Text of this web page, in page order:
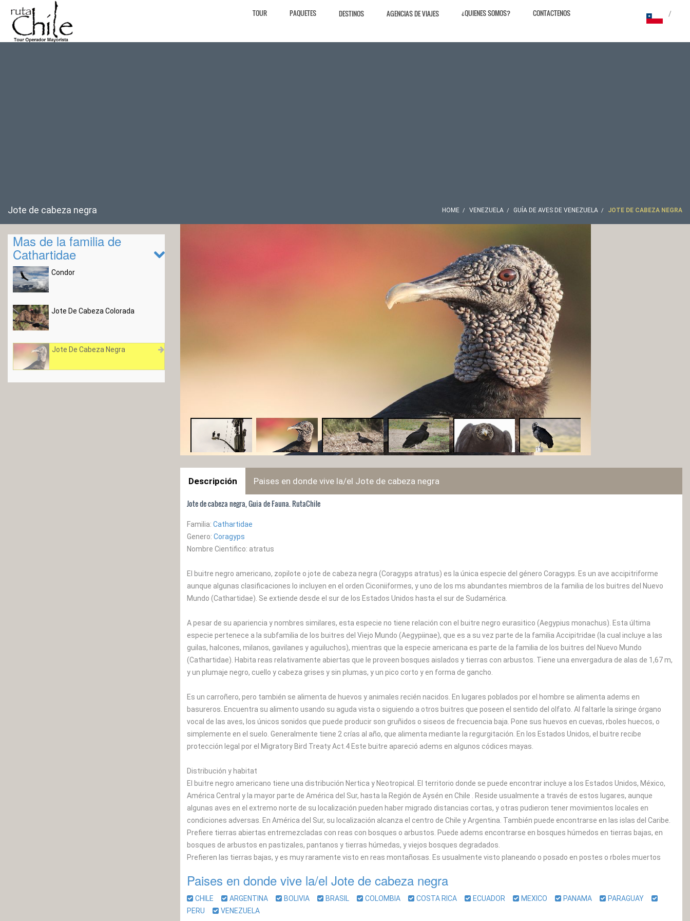
TOUR PAQUETES DESTINOS AGENCIAS DE VIAJES ¿QUIENES SOMOS? CONTACTENOS /
Jote de cabeza negra HOME VENEZUELA GUÍA DE AVES DE VENEZUELA JOTE DE CABEZA NEGRA
Mas de la familia de
Cathartidae
Condor
Jote De Cabeza Colorada
Jote De Cabeza Negra
Descripción Paises en donde vive la/el Jote de cabeza negra
Jote de cabeza negra, Guia de Fauna. RutaChile
Familia: Cathartidae
Genero: Coragyps
Nombre Cientifico: atratus
El buitre negro americano, zopilote o jote de cabeza negra (Coragyps atratus) es la única especie del género Coragyps. Es un ave accipitriforme
aunque algunas clasificaciones lo incluyen en el orden Ciconiiformes, y uno de los ms abundantes miembros de la familia de los buitres del Nuevo
Mundo (Cathartidae). Se extiende desde el sur de los Estados Unidos hasta el sur de Sudamérica.
A pesar de su apariencia y nombres similares, esta especie no tiene relación con el buitre negro eurasitico (Aegypius monachus). Esta última
especie pertenece a la subfamilia de los buitres del Viejo Mundo (Aegypiinae), que es a su vez parte de la familia Accipitridae (la cual incluye a las
guilas, halcones, milanos, gavilanes y aguiluchos), mientras que la especie americana es parte de la familia de los buitres del Nuevo Mundo
(Cathartidae). Habita reas relativamente abiertas que le proveen bosques aislados y tierras con arbustos. Tiene una envergadura de alas de 1,67 m,
y un plumaje negro, cuello y cabeza grises y sin plumas, y un pico corto y en forma de gancho.
Es un carroñero, pero también se alimenta de huevos y animales recién nacidos. En lugares poblados por el hombre se alimenta adems en
basureros. Encuentra su alimento usando su aguda vista o siguiendo a otros buitres que poseen el sentido del olfato. Al faltarle la siringe órgano
vocal de las aves, los únicos sonidos que puede producir son gruñidos o siseos de frecuencia baja. Pone sus huevos en cuevas, rboles huecos, o
simplemente en el suelo. Generalmente tiene 2 crías al año, que alimenta mediante la regurgitación. En los Estados Unidos, el buitre recibe
protección legal por el Migratory Bird Treaty Act.4 Este buitre apareció adems en algunos códices mayas.
Distribución y habitat
El buitre negro americano tiene una distribución Nertica y Neotropical. El territorio donde se puede encontrar incluye a los Estados Unidos, México,
América Central y la mayor parte de América del Sur, hasta la Región de Aysén en Chile . Reside usualmente a través de estos lugares, aunque
algunas aves en el extremo norte de su localización pueden haber migrado distancias cortas, y otras pudieron tener movimientos locales en
condiciones adversas. En América del Sur, su localización alcanza el centro de Chile y Argentina. También puede encontrarse en las islas del Caribe.
Prefiere tierras abiertas entremezcladas con reas con bosques o arbustos. Puede adems encontrarse en bosques húmedos en tierras bajas, en
bosques de arbustos en pastizales, pantanos y tierras húmedas, y viejos bosques degradados.
Prefieren las tierras bajas, y es muy raramente visto en reas montañosas. Es usualmente visto planeando o posado en postes o rboles muertos
Paises en donde vive la/el Jote de cabeza negra
CHILE ARGENTINA BOLIVIA BRASIL COLOMBIA COSTA RICA ECUADOR MEXICO PANAMA
PARAGUAY
PERU
VENEZUELA